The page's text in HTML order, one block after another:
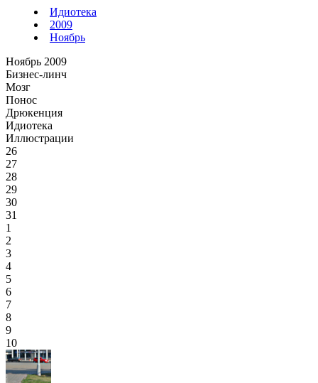
Идиотека
2009
Ноябрь
Ноябрь 2009
Бизнес-линч
Мозг
Понос
Дрюкенция
Идиотека
Иллюстрации
26
27
28
29
30
31
1
2
3
4
5
6
7
8
9
10